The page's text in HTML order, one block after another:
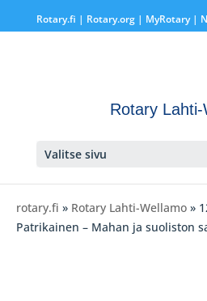
Rotary.fi | Rotary.org| MyRotary |
Rotary
Valitse sivu
rotary.fi » Rotary Lahti-Wellamo »
Patrikainen – Mahan ja suoliston